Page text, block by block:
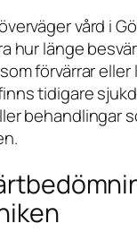
vård i
hur länge
förvärrar eller
tidigare
behandlingar